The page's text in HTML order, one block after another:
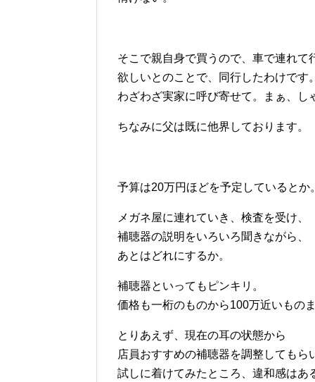
そこで親自身で買うので、車で連れて
欲しいとのことで、同行したわけです。
わざわざ実家に呼び寄せて。まぁ、し
ちなみに父は既に他界しております。
予算は20万円ほどを予定しているとか。
メガネ屋に連れていき、検査を受け、
補聴器の説明をいろいろ聞きながら、
あとはどれにするか。
補聴器といってもピンキリ。
価格も一桁のものから100万近いものま
とりあえず、現在の耳の状態から
店員おすすめの補聴器を調整してもら
試しに着けてみたところ、違和感はあ